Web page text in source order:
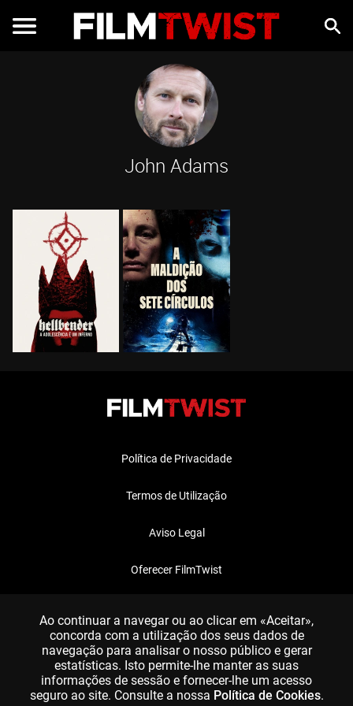
John Adams
Política de Privacidade
Termos de Utilização
Aviso Legal
Oferecer FilmTwist
Ao continuar a navegar ou ao clicar em «Aceitar»,
concorda com a utilização dos seus dados de
navegação para analisar o nosso público e gerar
estatísticas. Isto permite-lhe manter as suas
informações de sessão e fornecer-lhe um acesso
seguro ao site. Consulte a nossa Política de Cookies.